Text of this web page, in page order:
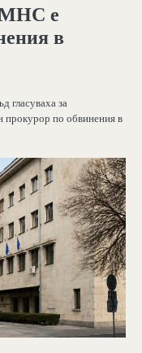
МНС е
в
гласуваха за
прокурор по обвинения в